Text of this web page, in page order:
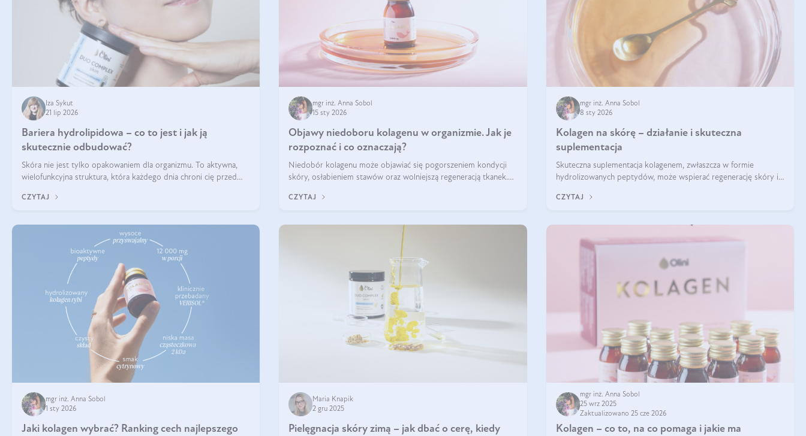
Iza Sykut
21 lip 2026
Bariera hydrolipidowa – co to jest i jak ją
skutecznie odbudować?
Skóra nie jest tylko opakowaniem dla organizmu. To aktywna,
wielofunkcyjna struktura, która każdego dnia chroni cię przed
środowiskowymi. Jednym z jej kluczowych elementów jest
CZYTAJ
mgr inż. Anna Sobol
15 sty 2026
Objawy niedoboru kolagenu w organizmie. Jak je
rozpoznać i co oznaczają?
Niedobór kolagenu może objawiać się pogorszeniem kondycji
skóry, osłabieniem stawów oraz wolniejszą regeneracją tkanek.
skóry, bóle stawów, łamliwość paznokci oraz osłabienie włosów.
CZYTAJ
mgr inż. Anna Sobol
8 sty 2026
Kolagen na skórę – działanie i skuteczna
suplementacja
Skuteczna suplementacja kolagenem, zwłaszcza w formie
hydrolizowanych peptydów, może wspierać regenerację skóry i
regularnością stosowania.
CZYTAJ
mgr inż. Anna Sobol
1 sty 2026
Jaki kolagen wybrać? Ranking cech najlepszego
Maria Knapik
2 gru 2025
Pielęgnacja skóry zimą – jak dbać o cerę, kiedy
mgr inż. Anna Sobol
25 wrz 2025
Zaktualizowano 25 cze 2026
Kolagen – co to, na co pomaga i jakie ma